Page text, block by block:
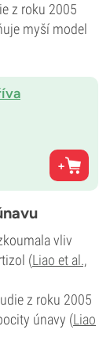
z roku 2005
myší model
vliv
(Liao et al.,
z roku 2005
únavy (Liao